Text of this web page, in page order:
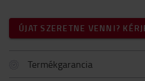
ÚJAT SZERETNE VENNI?
Termékgarancia